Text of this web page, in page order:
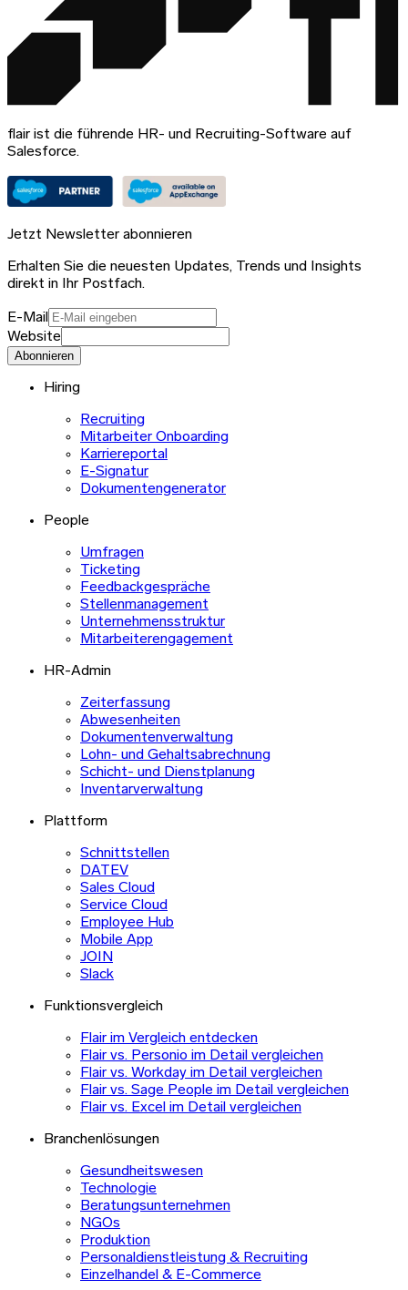
flair ist die führende HR- und Recruiting-Software auf
Salesforce.
Jetzt Newsletter abonnieren
Erhalten Sie die neuesten Updates, Trends und Insights
direkt in Ihr Postfach.
E-Mail
Website
Abonnieren
Hiring
Recruiting
Mitarbeiter Onboarding
Karriereportal
E-Signatur
Dokumentengenerator
People
Umfragen
Ticketing
Feedbackgespräche
Stellenmanagement
Unternehmensstruktur
Mitarbeiterengagement
HR-Admin
Zeiterfassung
Abwesenheiten
Dokumentenverwaltung
Lohn- und Gehaltsabrechnung
Schicht- und Dienstplanung
Inventarverwaltung
Plattform
Schnittstellen
DATEV
Sales Cloud
Service Cloud
Employee Hub
Mobile App
JOIN
Slack
Funktionsvergleich
Flair im Vergleich entdecken
Flair vs. Personio im Detail vergleichen
Flair vs. Workday im Detail vergleichen
Flair vs. Sage People im Detail vergleichen
Flair vs. Excel im Detail vergleichen
Branchenlösungen
Gesundheitswesen
Technologie
Beratungsunternehmen
NGOs
Produktion
Personaldienstleistung & Recruiting
Einzelhandel & E-Commerce